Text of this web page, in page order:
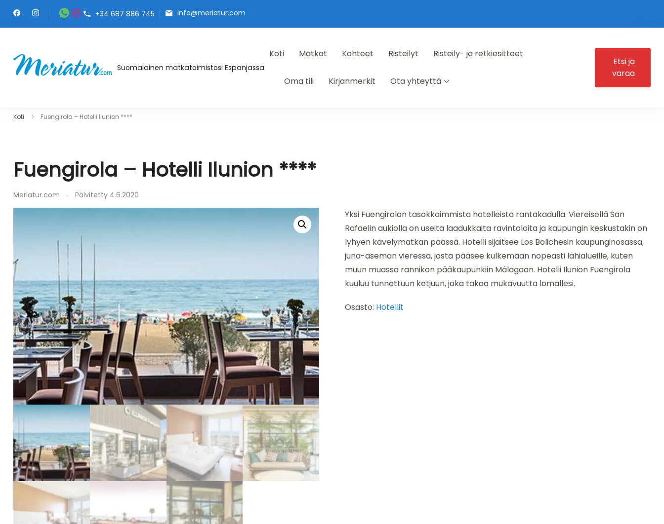
+34 687 886 745 info@meriatur.com
Meriatur.com
Suomalainen matkatoimistosi Espanjassa
Koti Matkat Kohteet Risteilyt Risteily- ja retkiesitteet
Oma tili Kirjanmerkit Ota yhteyttä
Etsi ja
varaa
Koti Fuengirola – Hotelli Ilunion ****
Fuengirola – Hotelli Ilunion ****
Meriatur.com Päivitetty 4.6.2020
Yksi Fuengirolan tasokkaimmista hotelleista rantakadulla. Viereisellä San
Rafaelin aukiolla on useita laadukkaita ravintoloita ja kaupungin keskustakin on
lyhyen kävelymatkan päässä. Hotelli sijaitsee Los Bolichesin kaupunginosassa,
juna-aseman vieressä, josta pääsee kulkemaan nopeasti lähialueille, kuten
muun muassa rannikon pääkaupunkiin Málagaan. Hotelli Ilunion Fuengirola
kuuluu tunnettuun ketjuun, joka takaa mukavuutta lomallesi.
Osasto: Hotellit